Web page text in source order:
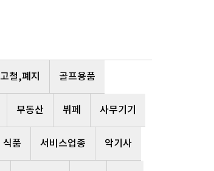
고철,폐지 골프용품
부동산 뷔페 사무기기
식품 서비스업종 악기사